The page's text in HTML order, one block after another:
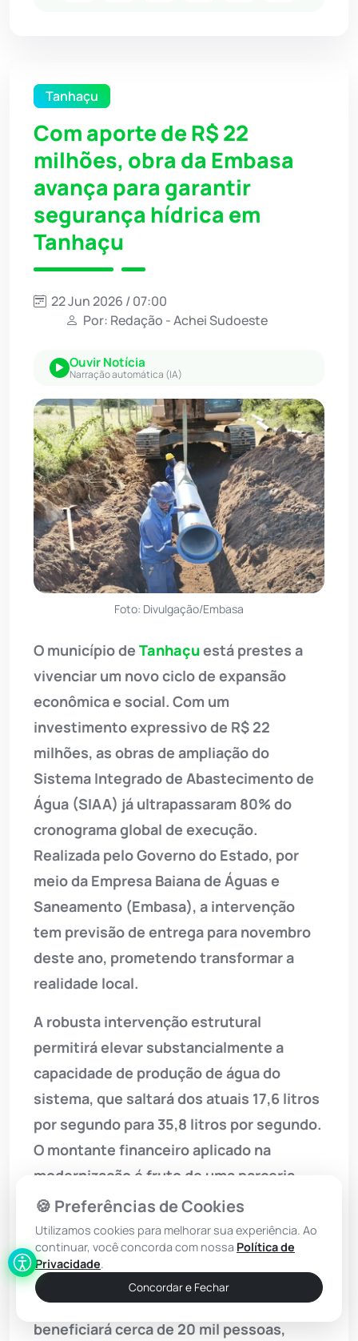
Tanhaçu
Com aporte de R$ 22
milhões, obra da Embasa
avança para garantir
segurança hídrica em
Tanhaçu
22 Jun 2026 / 07:00
Por: Redação - Achei Sudoeste
Ouvir Notícia
Narração automática (IA)
Foto: Divulgação/Embasa
O município de Tanhaçuestá prestes a
vivenciar um novo ciclo de expansão
econômica e social. Com um
investimento expressivo de R$ 22
milhões, as obras de ampliação do
Sistema Integrado de Abastecimento de
Água (SIAA) já ultrapassaram 80% do
cronograma global de execução.
Realizada pelo Governo do Estado, por
meio da Empresa Baiana de Águas e
Saneamento (Embasa), a intervenção
tem previsão de entrega para novembro
deste ano, prometendo transformar a
realidade local.
A robusta intervenção estrutural
permitirá elevar substancialmente a
capacidade de produção de água do
sistema, que saltará dos atuais 17,6 litros
por segundo para 35,8 litros por segundo.
O montante financeiro aplicado na
modernização é fruto de uma parceria
estratégica que envolve recursos do
Novo Programa de Aceleração do
Crescimento (PAC) e contrapartida de
recursos próprios da Embasa. Ao atingir a
plena operação, o novo sistema
beneficiará cerca de 20 mil pessoas,
🍪 Preferências de Cookies
Utilizamos cookies para melhorar sua experiência. Ao
continuar, você concorda com nossa Política de
Privacidade.
Concordar e Fechar